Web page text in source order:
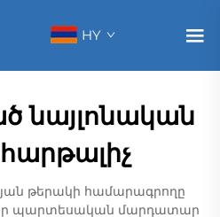
HY
նայլոնական
թերակի համարագրողը
պարտեսական մարդատար